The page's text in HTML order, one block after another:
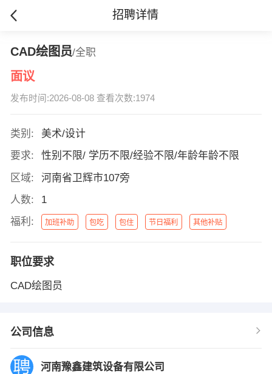
招聘详情
CAD绘图员/全职
面议
发布时间:2026-08-08 查看次数:1974
类别:
美术/设计
要求:
性别不限/ 学历不限/经验不限/年龄年龄不限
区域:
河南省卫辉市107旁
人数:
1
福利:
加班补助 包吃 包住 节日福利 其他补贴
职位要求
CAD绘图员
公司信息
河南豫鑫建筑设备有限公司